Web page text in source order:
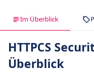
Im Überblick
HTTPCS
Überblick